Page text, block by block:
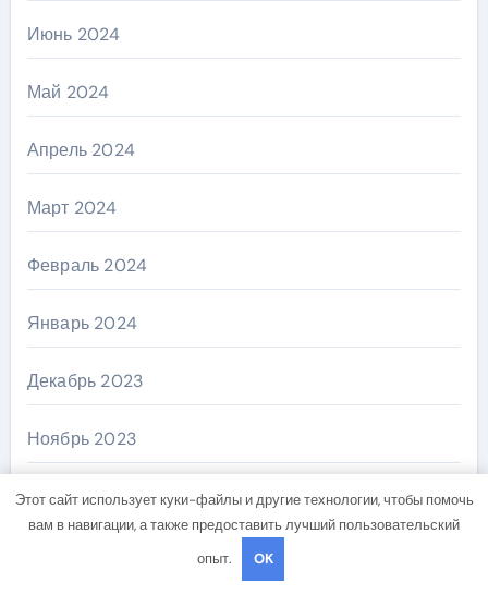
Июнь 2024
Май 2024
Апрель 2024
Март 2024
Февраль 2024
Январь 2024
Декабрь 2023
Ноябрь 2023
Октябрь 2023
Этот сайт использует куки-файлы и другие технологии, чтобы помочь
вам в навигации, а также предоставить лучший пользовательский
опыт.
OK